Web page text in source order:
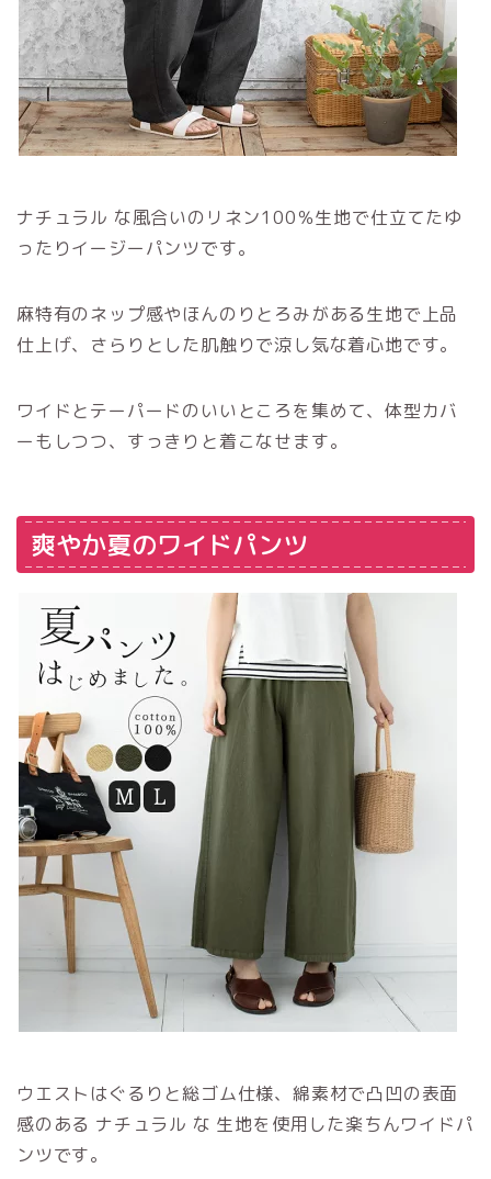
ナチュラル な風合いのリネン100％生地で仕立てたゆ
ったりイージーパンツです。
麻特有のネップ感やほんのりとろみがある生地で上品
仕上げ、さらりとした肌触りで涼し気な着心地です。
ワイドとテーパードのいいところを集めて、体型カバ
ーもしつつ、すっきりと着こなせます。
爽やか夏のワイドパンツ
ウエストはぐるりと総ゴム仕様、綿素材で凸凹の表面
感のある ナチュラル な 生地を使用した楽ちんワイドパ
ンツです。